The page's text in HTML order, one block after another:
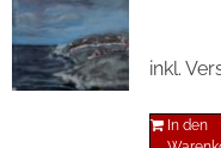
inkl.
In den